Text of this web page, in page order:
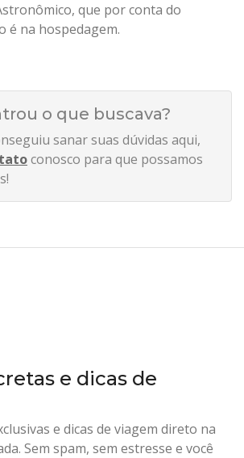
que por conta do
na hospedagem.
o que buscava?
sanar suas dúvidas aqui,
conosco para que possamos
e dicas de
e dicas de viagem direto na
Sem spam, sem estresse e você